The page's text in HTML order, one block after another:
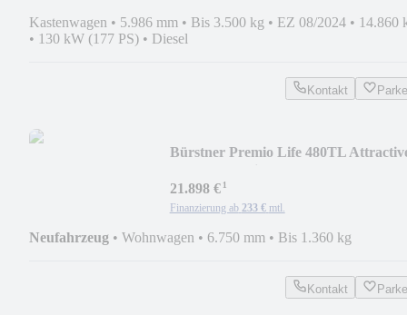
Kastenwagen • 5.986 mm • Bis 3.500 kg • EZ 08/2024 • 14.860
• 130 kW (177 PS) • Diesel
Kontakt
Bürstner Premio Life 480TL
21.898 €¹
Finanzierung ab 233 € mtl.
Neufahrzeug • Wohnwagen • 6.750 mm • Bis 1.360 kg
Kontakt